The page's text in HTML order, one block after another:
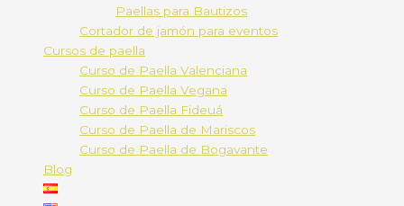
Paellas para Bautizos
Cortador de jamón para eventos
Cursos de paella
Curso de Paella Valenciana
Curso de Paella Vegana
Curso de Paella Fideuá
Curso de Paella de Mariscos
Curso de Paella de Bogavante
Blog